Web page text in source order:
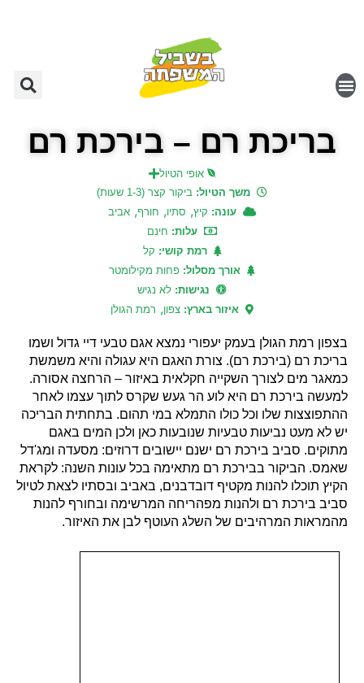
בריכת רם – בירכת רם
אופי הטיול
משך הטיול: ביקור קצר (1-3 שעות)
עונה: קיץ, סתיו, חורף, אביב
עלות: חינם
רמת קושי: קל
אורך מסלול: פחות מקילומטר
נגישות: לא נגיש
איזור בארץ: צפון, רמת הגולן
בצפון רמת הגולן בעמק יעפורי נמצא אגם טבעי דיי גדול ושמו
בריכת רם (בירכת רם). צורת האגם היא עגולה והיא משמשת
כמאגר מים לצורך השקייה חקלאית באיזור – הרחצה אסורה.
למעשה בירכת רם היא לוע הר געש שקרס לתוך עצמו לאחר
ההתפוצצות שלו וכל כולו התמלא במי תהום. בתחתית הבריכה
יש לא מעט נביעות טבעיות שנובעות כאן ולכן המים באגם
מתוקים. סביב בירכת רם ישנם יישובים דרוזים: מסעדה ומג'דל
שאמס. הביקור בבירכת רם מתאימה בכל עונות השנה: לקראת
הקיץ תוכלו להנות מקטיף דובדבנים, באביב ובסתיו לצאת לטיול
סביב בירכת רם ולהנות מפהריחה המרשימה ובחורף להנות
מהמראות המרהיבים של השלג העוטף לבן את האיזור.